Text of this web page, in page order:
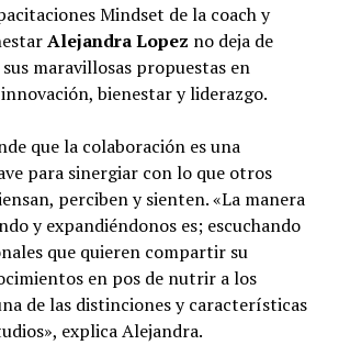
Mindset de la coach y
Alejandra Lopez no deja de
maravillosas propuestas en
bienestar y liderazgo.
que la colaboración es una
para sinergiar con lo que otros
perciben y sienten. «La manera
y expandiéndonos es; escuchando
que quieren compartir su
en pos de nutrir a los
de las distinciones y características
explica Alejandra.